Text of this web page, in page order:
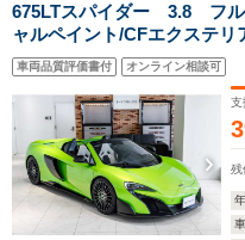
675LTスパイダー 3.8 フル
ャルペイント/CFエクステ
アインテーク/20スポーク鍛
トホイールフィニッシュ/ス
車両品質評価書付 オンライン相談可
支
残